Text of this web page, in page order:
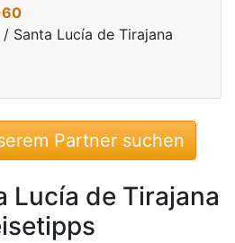
60
Santa Lucía de Tirajana
Partner suchen
Lucía de Tirajana